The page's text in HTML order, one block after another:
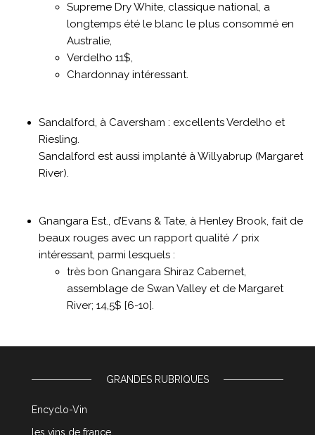
Supreme Dry White, classique national, a
longtemps été le blanc le plus consommé en
Australie,
Verdelho 11$,
Chardonnay intéressant.
Sandalford, à Caversham : excellents Verdelho et
Riesling.
Sandalford est aussi implanté à Willyabrup (Margaret
River).
Gnangara Est., d’Evans & Tate, à Henley Brook, fait de
beaux rouges avec un rapport qualité / prix
intéressant, parmi lesquels :
très bon Gnangara Shiraz Cabernet,
assemblage de Swan Valley et de Margaret
River; 14,5$ [6-10].
GRANDES RUBRIQUES
Encyclo-Vin
les vins de france